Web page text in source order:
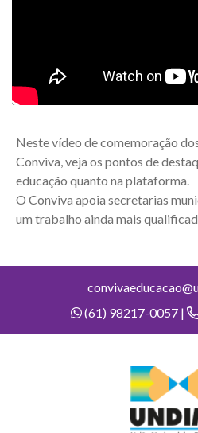
Neste vídeo de comemoração
Conviva, veja os pontos de
educação quanto na plataforma.
O Conviva apoia secretarias
um trabalho ainda mais
(61) 98217-0057 |